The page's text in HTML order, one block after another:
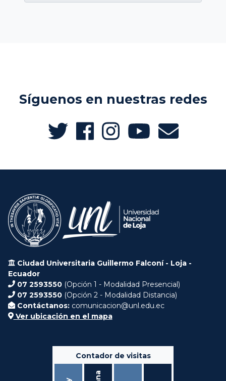
Síguenos en nuestras redes
Ciudad Universitaria Guillermo Falconí - Loja -
Ecuador
07 2593550 (Opción 1 - Modalidad Presencial)
07 2593550 (Opción 2 - Modalidad Distancia)
Contáctanos: comunicacion@unl.edu.ec
Ver ubicación en el mapa
Contador de visitas